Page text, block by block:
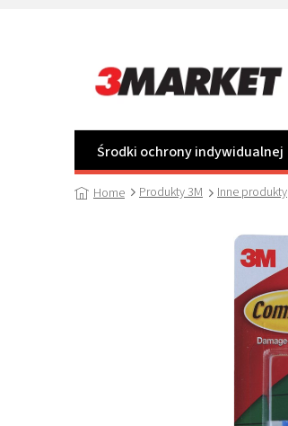
Środki ochrony indywidualnej
Home Produkty 3M Inne produkty